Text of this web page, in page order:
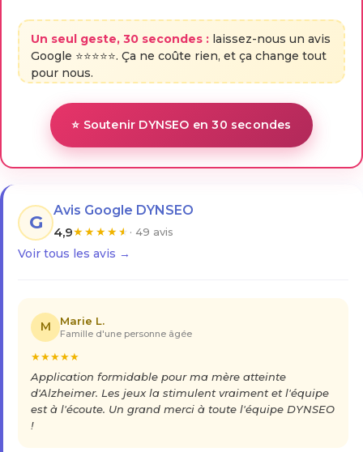
Un seul geste, 30 secondes : laissez-nous un avis
Google ⭐⭐⭐⭐⭐. Ça ne coûte rien, et ça change tout
pour nous.
⭐ Soutenir DYNSEO en 30 secondes
G
Avis Google DYNSEO
4,9★★★★★ · 49 avis
Voir tous les avis →
M Marie L.
Famille d'une personne âgée
★★★★★
Application formidable pour ma mère atteinte
d'Alzheimer. Les jeux la stimulent vraiment et l'équipe
est à l'écoute. Un grand merci à toute l'équipe DYNSEO
!